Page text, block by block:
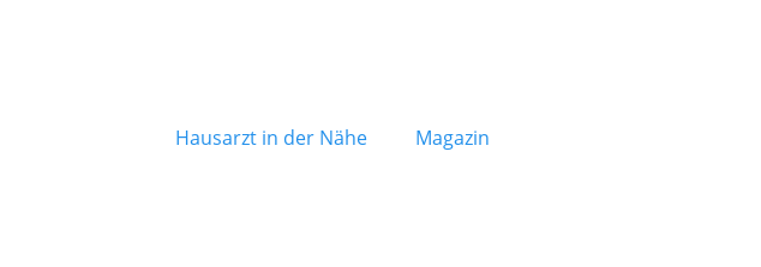
Hausarzt in der Nähe Magazin